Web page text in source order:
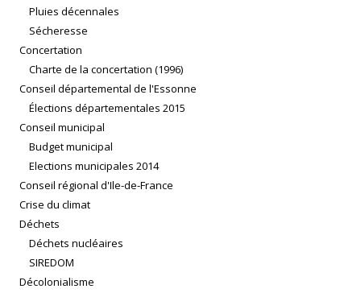
Pluies décennales
Sécheresse
Concertation
Charte de la concertation (1996)
Conseil départemental de l'Essonne
Élections départementales 2015
Conseil municipal
Budget municipal
Elections municipales 2014
Conseil régional d'Ile-de-France
Crise du climat
Déchets
Déchets nucléaires
SIREDOM
Décolonialisme